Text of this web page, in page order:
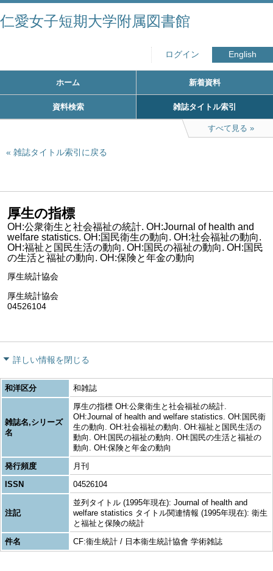
仁愛女子短期大学附属図書館
ログイン English
ホーム 新着資料
資料検索 雑誌タイトル索引
すべて見る
雑誌タイトル索引に戻る
厚生の指標
OH:公衆衛生と社会福祉の統計. OH:Journal of health and
welfare statistics. OH:国民衛生の動向. OH:社会福祉の動向.
OH:福祉と国民生活の動向. OH:国民の福祉の動向. OH:国民
の生活と福祉の動向. OH:保険と年金の動向
厚生統計協会
厚生統計協会
04526104
詳しい情報を閉じる
和洋区分 和雑誌
雑誌名,シリーズ
名
厚生の指標 OH:公衆衛生と社会福祉の統計.
OH:Journal of health and welfare statistics. OH:国民衛
生の動向. OH:社会福祉の動向. OH:福祉と国民生活の
動向. OH:国民の福祉の動向. OH:国民の生活と福祉の
動向. OH:保険と年金の動向
発行頻度
月刊
ISSN
04526104
注記
並列タイトル (1995年現在): Journal of health and
welfare statistics タイトル関連情報 (1995年現在): 衛生
と福祉と保険の統計
件名
CF:衞生統計 / 日本衞生統計協會 学術雑誌